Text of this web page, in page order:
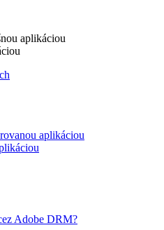
aplikáciou
aplikáciou
Adobe DRM?